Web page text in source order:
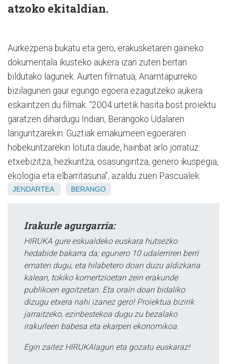
atzoko ekitaldian.
Aurkezpena bukatu eta gero, erakusketaren gaineko
dokumentala ikusteko aukera izan zuten bertan
bildutako lagunek. Aurten filmatua, Anamtapurreko
bizilagunen gaur egungo egoera ezagutzeko aukera
eskaintzen du filmak. “2004 urtetik hasita bost proiektu
garatzen dihardugu Indian, Berangoko Udalaren
languntzarekin. Guztiak emakumeen egoeraren
hobekuntzarekin lotuta daude, hainbat arlo jorratuz:
etxebizitza, hezkuntza, osasungintza, genero ikuspegia,
ekologia eta elbarritasuna”, azaldu zuen Pascualek.
JENDARTEA BERANGO
Irakurle agurgarria:
HIRUKA gure eskualdeko euskara hutsezko
hedabide bakarra da; egunero 10 udalerriren berri
ematen dugu, eta hilabetero doan duzu aldizkaria
kalean, tokiko komertzioetan zein erakunde
publikoen egoitzetan. Eta orain doan bidaliko
dizugu etxera nahi izanez gero! Proiektua bizirik
jarraitzeko, ezinbestekoa dugu zu bezalako
irakurleen babesa eta ekarpen ekonomikoa.
Egin zaitez HIRUKAlagun eta gozatu euskaraz!